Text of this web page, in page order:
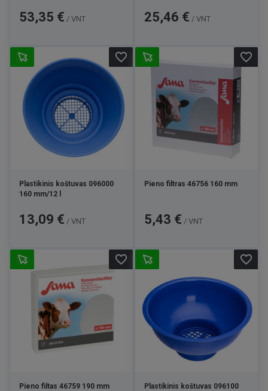
Kaina
53,35 € / VNT
Kaina
25,46 € / VNT
Plastikinis koštuvas 096000
160 mm/12 l
Kaina
13,09 € / VNT
favorite_border
Pieno filtras 46756 160 mm
Kaina
5,43 € / VNT
favorite_border
Pieno filtas 46759 190 mm
favorite_border
Plastikinis koštuvas 096100
favorite_border